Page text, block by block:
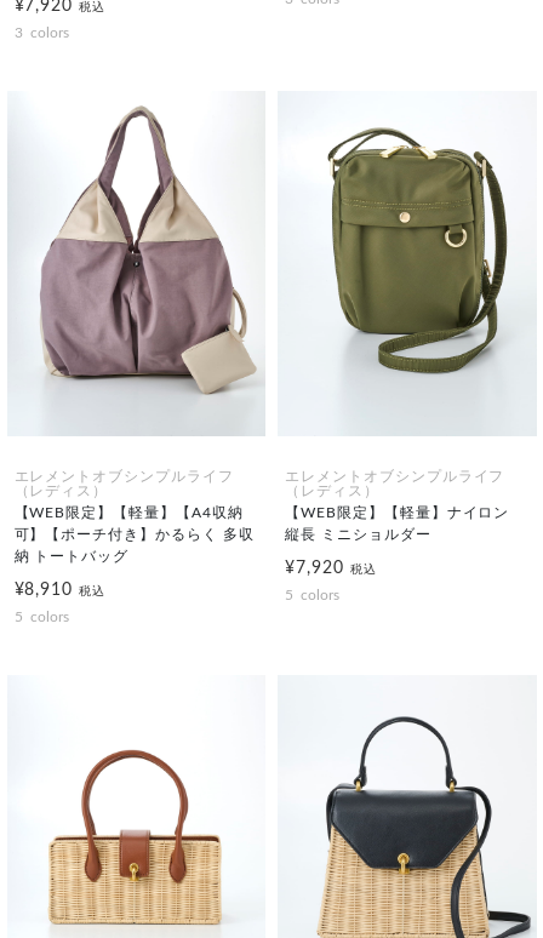
¥7,920税込
3 colors
エレメントオブシンプルライフ
（レディス）
【WEB限定】【軽量】【A4収納
可】【ポーチ付き】かるらく 多収
納 トートバッグ
¥8,910税込
5 colors
エレメントオブシンプルライフ
（レディス）
【WEB限定】【軽量】ナイロン
縦長 ミニショルダー
¥7,920 税込
5 colors